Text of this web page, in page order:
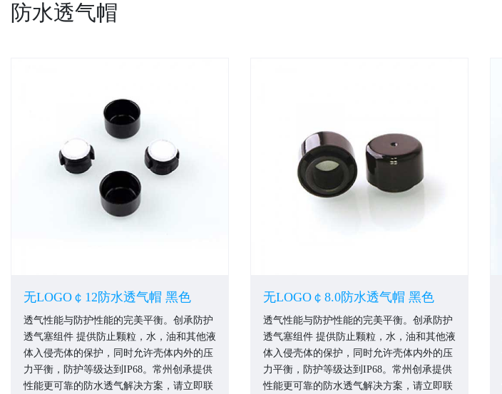
防水透气帽
无LOGO￠12防水透气帽 黑色
透气性能与防护性能的完美平衡。创承防护
透气塞组件 提供防止颗粒，水，油和其他液
体入侵壳体的保护，同时允许壳体内外的压
力平衡，防护等级达到IP68。常州创承提供
性能更可靠的防水透气解决方案，请立即联
无LOGO￠8.0防水透气帽 黑色
透气性能与防护性能的完美平衡。创承防护
透气塞组件 提供防止颗粒，水，油和其他液
体入侵壳体的保护，同时允许壳体内外的压
力平衡，防护等级达到IP68。常州创承提供
性能更可靠的防水透气解决方案，请立即联